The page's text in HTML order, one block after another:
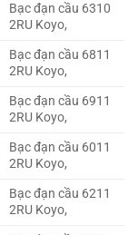
Bạc đạn cầu 6310
2RU Koyo,
Bạc đạn cầu 6811
2RU Koyo,
Bạc đạn cầu 6911
2RU Koyo,
Bạc đạn cầu 6011
2RU Koyo,
Bạc đạn cầu 6211
2RU Koyo,